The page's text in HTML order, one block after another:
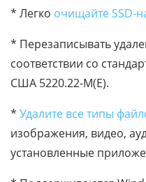
* Легко очищайте SSD-
* Перезаписывать
соответствии со
США 5220.22-M(E).
* Удалите все типы
изображения, видео,
установленные